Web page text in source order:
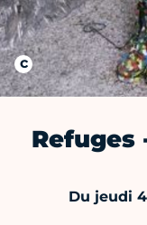
Refuges
Du jeudi